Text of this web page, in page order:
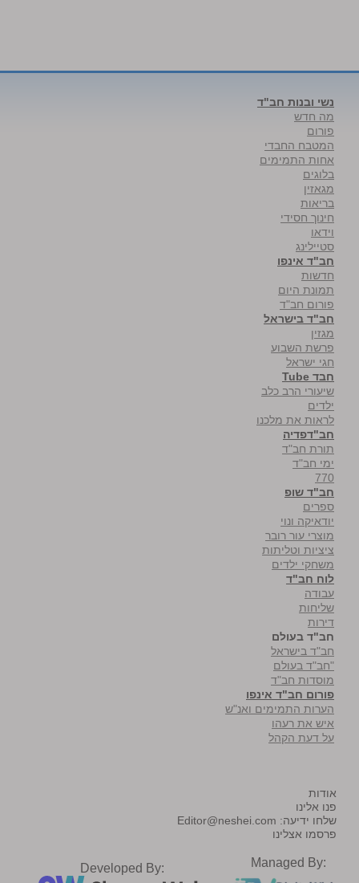
נשי ובנות חב"ד
מה חדש
פורום
המטבח החבדי
אחות התמימים
בלוגים
מגאזין
בריאות
חינוך חסידי
וידאו
סטיילינג
חב"ד אינפו
חדשות
תמונת היום
פורום חב"ד
חב"ד בישראל
מגזין
פרשת השבוע
חגי ישראל
חבד Tube
שיעורי הרב כלב
ילדים
לראות את מלכנו
חב"דפדיה
תורת חב"ד
ימי חב"ד
770
חב"ד שופ
ספרים
יודאיקה ונוי
מוצרי עור רובר
ציציות וטליתות
משחקי ילדים
לוח חב"ד
עבודה
שליחות
דירות
חב"ד בעולם
חב"ד בישראל
"חב"ד בעולם
מוסדות חב"ד
פורום חב"ד אינפו
הערות התמימים ואנ"ש
איש את רעהו
על דעת הקהל
אודות
פנו אלינו
שלחו ידיעה: Editor@neshei.com
פרסמו אצלינו
Developed By: Managed By: